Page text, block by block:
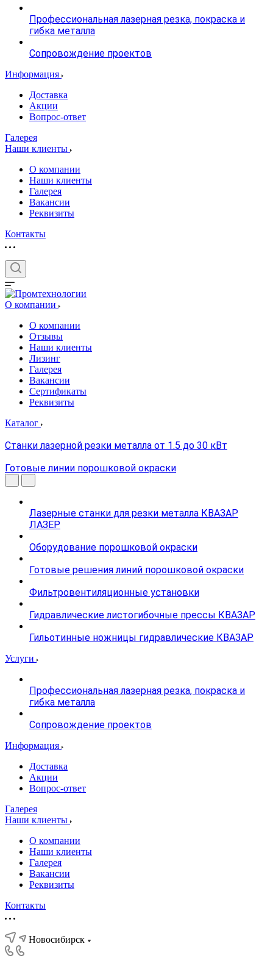
Профессиональная лазерная резка, покраска и
гибка металла
Сопровождение проектов
Информация
Доставка
Акции
Вопрос-ответ
Галерея
Наши клиенты
О компании
Наши клиенты
Галерея
Вакансии
Реквизиты
Контакты
О компании
О компании
Отзывы
Наши клиенты
Лизинг
Галерея
Вакансии
Сертификаты
Реквизиты
Каталог
Станки лазерной резки металла от 1.5 до 30 кВт
Готовые линии порошковой окраски
Лазерные станки для резки металла КВАЗАР
ЛАЗЕР
Оборудование порошковой окраски
Готовые решения линий порошковой окраски
Фильтровентиляционные установки
Гидравлические листогибочные прессы КВАЗАР
Гильотинные ножницы гидравлические КВАЗАР
Услуги
Профессиональная лазерная резка, покраска и
гибка металла
Сопровождение проектов
Информация
Доставка
Акции
Вопрос-ответ
Галерея
Наши клиенты
О компании
Наши клиенты
Галерея
Вакансии
Реквизиты
Контакты
Новосибирск